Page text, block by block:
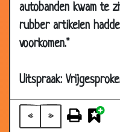
autobanden kwam te
rubber artikelen
voorkomen."
Uitspraak:
« »
14 Apr
2008
14 Apr
Niet gelukkig
12 Apr
2008
Bankrover
12 Apr
Jaloers